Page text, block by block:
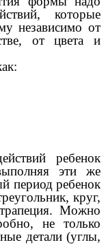
которые
независимо от
от цвета и
ребенок
эти же
период ребенок
круг,
Можно
не только
детали (углы,